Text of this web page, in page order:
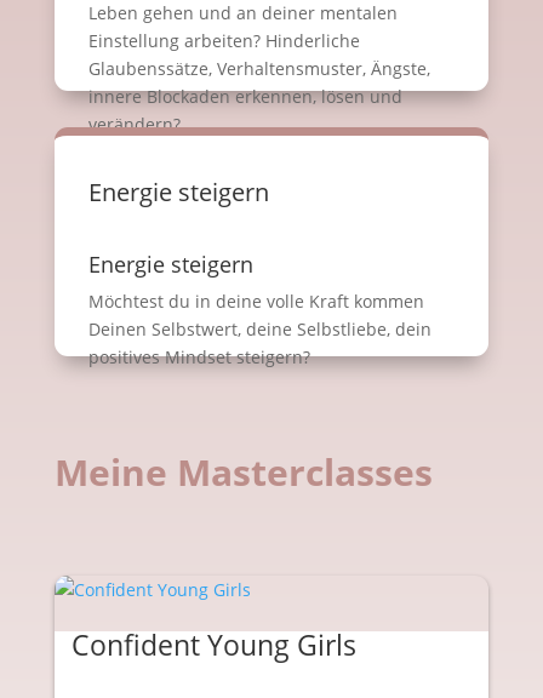
Leben gehen und an deiner mentalen
Einstellung arbeiten? Hinderliche
Glaubenssätze, Verhaltensmuster, Ängste,
innere Blockaden erkennen, lösen und
verändern?
Energie steigern
Energie steigern
Möchtest du in deine volle Kraft kommen
Deinen Selbstwert, deine Selbstliebe, dein
positives Mindset steigern?
Meine Masterclasses
Confident Young Girls